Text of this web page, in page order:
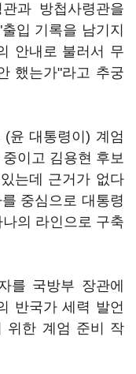
과 방첩사령관을
입 기록을 남기지
안내로 불러서 무
했는가"라고 추궁
윤 대통령이) 계엄
이고 김용현 후보
는데 근거가 없다
중심으로 대통령
의 라인으로 구축
를 국방부 장관에
반국가 세력 발언
위한 계엄 준비 작